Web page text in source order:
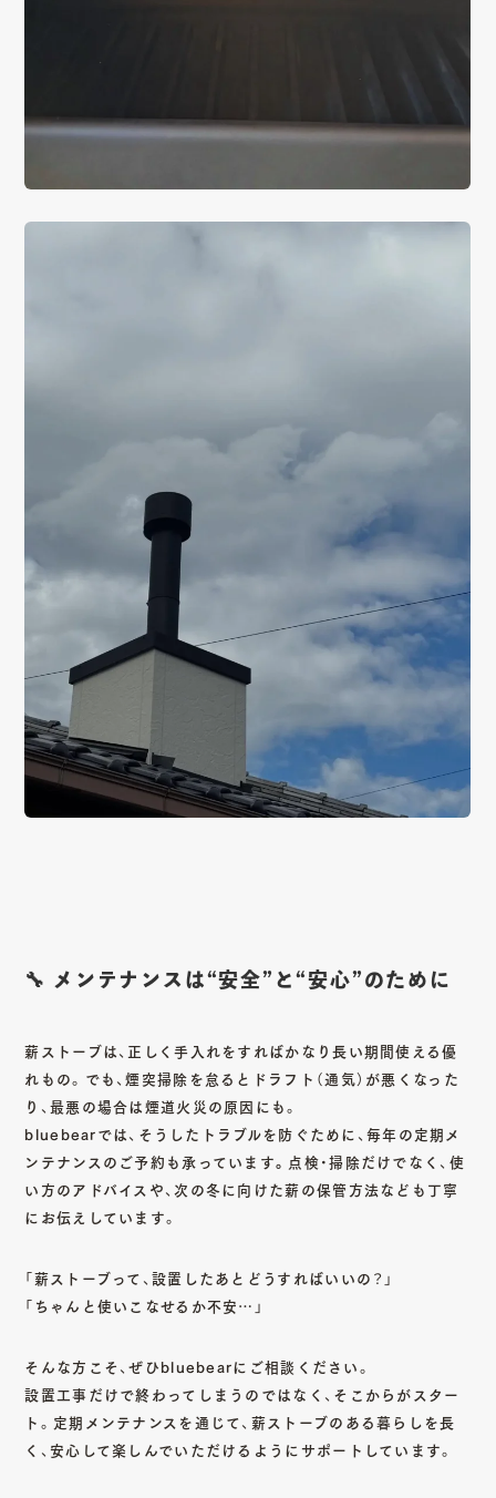
🔧 メンテナンスは“安全”と“安心”のために
薪ストーブは、正しく手入れをすればかなり長い期間使える優
れもの。でも、煙突掃除を怠るとドラフト（通気）が悪くなった
り、最悪の場合は煙道火災の原因にも。
bluebearでは、そうしたトラブルを防ぐために、 毎年の定期メ
ンテナンスのご予約も承っています。 点検・掃除だけでなく、使
い方のアドバイスや、次の冬に向けた薪の保管方法なども丁寧
にお伝えしています。
「薪ストーブって、設置したあとどうすればいいの？」
「ちゃんと使いこなせるか不安…」
そんな方こそ、ぜひbluebearにご相談ください。
設置工事だけで終わってしまうのではなく、そこからがスター
ト。定期メンテナンスを通じて、薪ストーブのある暮らしを長
く、安心して楽しんでいただけるようにサポートしています。